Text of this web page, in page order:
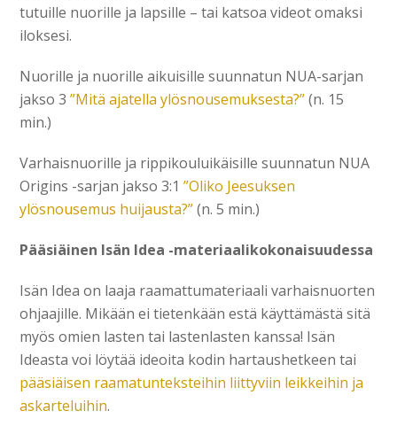
tutuille nuorille ja lapsille – tai katsoa videot omaksi
iloksesi.
Nuorille ja nuorille aikuisille suunnatun NUA-sarjan
jakso 3”Mitä ajatella ylösnousemuksesta?”(n. 15
min.)
Varhaisnuorille ja rippikouluikäisille suunnatun NUA
Origins -sarjan jakso 3:1”Oliko Jeesuksen
ylösnousemus huijausta?”(n. 5 min.)
Pääsiäinen Isän Idea -materiaalikokonaisuudessa
Isän Idea on laaja raamattumateriaali varhaisnuorten
ohjaajille. Mikään ei tietenkään estä käyttämästä sitä
myös omien lasten tai lastenlasten kanssa! Isän
Ideasta voi löytää ideoita kodin hartaushetkeen tai
pääsiäisen raamatunteksteihin liittyviin leikkeihin ja
askarteluihin.